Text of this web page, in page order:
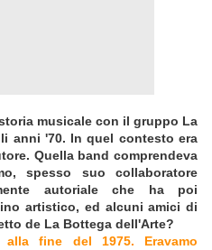
musicale con il gruppo La
anni '70. In quel contesto era
Quella band comprendeva
spesso suo collaboratore
autoriale che ha poi
artistico, ed alcuni amici di
de La Bottega dell'Arte?
fine del 1975. Eravamo